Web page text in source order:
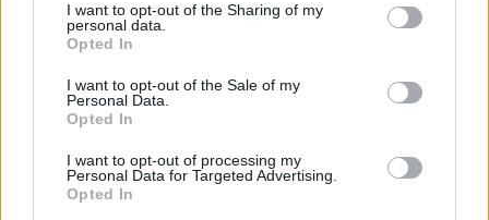
I want to opt-out of the Sharing of my
personal data.
Opted In
I want to opt-out of the Sale of my
Personal Data.
Opted In
I want to opt-out of processing my
Personal Data for Targeted Advertising.
Opted In